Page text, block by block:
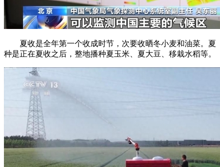
夏收是全年第一个收成时节，次要收晒冬小麦和油菜。夏
种是正在夏收之后，整地播种夏玉米、夏大豆、移栽水稻等。